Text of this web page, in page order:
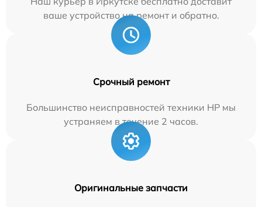
ваше устройство на ремонт и обратно.
Срочный ремонт
Большинство неисправностей техники HP мы
устраняем в течение 2 часов.
Оригинальные запчасти